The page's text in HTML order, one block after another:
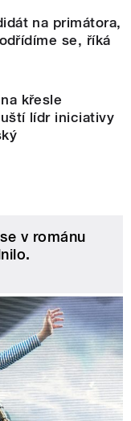
na primátora,
se, říká
křesle
lídr iniciativy
v románu